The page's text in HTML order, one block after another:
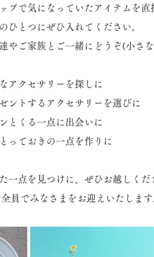
プで気になっていたアイテムを
ひとつにぜひ入れてください。
やご家族とご一緒にどうぞ(小さ
アクセサリーを探しに
ントするアクセサリーを選びに
とくる一点に出会いに
っておきの一点を作りに
一点を見つけに、ぜひお越しくだ
員でみなさまをお迎えいたします